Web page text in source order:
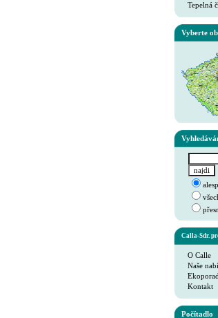
Tepelná
Vyberte
Calla-Sdr.
O Calle
Naše
Kontakt
Počítadlo